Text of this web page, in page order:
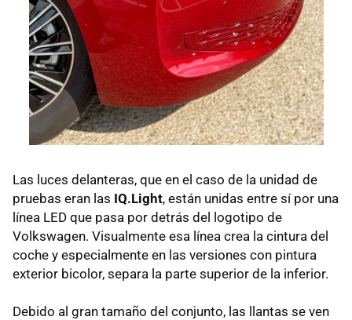
Las luces delanteras, que en el caso de la unidad de
pruebas eran las IQ.Light, están unidas entre sí por una
línea LED que pasa por detrás del logotipo de
Volkswagen. Visualmente esa línea crea la cintura del
coche y especialmente en las versiones con pintura
exterior bicolor, separa la parte superior de la inferior.
Debido al gran tamaño del conjunto, las llantas se ven